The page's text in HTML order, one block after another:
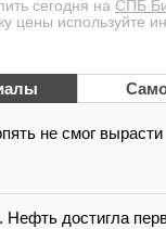
сегодня на СПБ
цены используйте
не смог вырасти
Нефть достигла